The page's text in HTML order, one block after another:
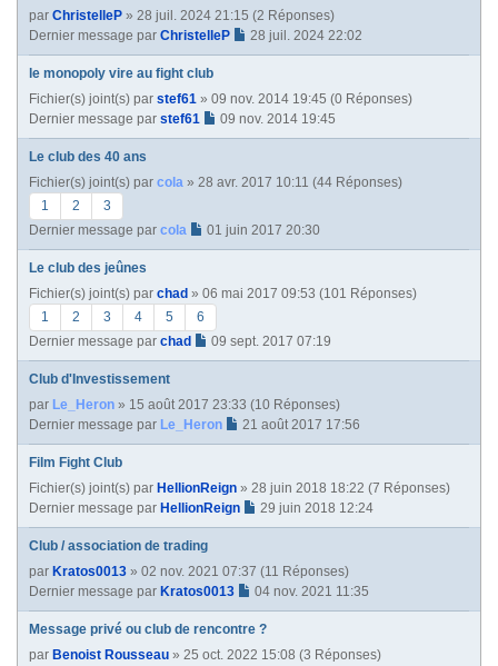
par ChristelleP » 28 juil. 2024 21:15 (2 Réponses)
Dernier message par ChristelleP 28 juil. 2024 22:02
le monopoly vire au fight club
Fichier(s) joint(s) par stef61 » 09 nov. 2014 19:45 (0 Réponses)
Dernier message par stef61 09 nov. 2014 19:45
Le club des 40 ans
Fichier(s) joint(s) par cola » 28 avr. 2017 10:11 (44 Réponses)
1
2
3
Dernier message par cola 01 juin 2017 20:30
Le club des jeûnes
Fichier(s) joint(s) par chad » 06 mai 2017 09:53 (101 Réponses)
1
2 3 4 5
6
Dernier message par chad 09 sept. 2017 07:19
Club d'Investissement
par Le_Heron » 15 août 2017 23:33 (10 Réponses)
Dernier message par Le_Heron 21 août 2017 17:56
Film Fight Club
Fichier(s) joint(s) par HellionReign » 28 juin 2018 18:22 (7 Réponses)
Dernier message par HellionReign 29 juin 2018 12:24
Club / association de trading
par Kratos0013 » 02 nov. 2021 07:37 (11 Réponses)
Dernier message par Kratos0013 04 nov. 2021 11:35
Message privé ou club de rencontre ?
par Benoist Rousseau » 25 oct. 2022 15:08 (3 Réponses)